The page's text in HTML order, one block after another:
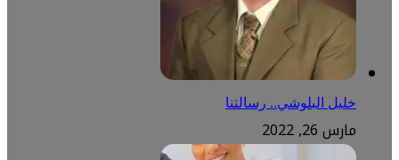
خليل البلوشي.. رسالتنا
مارس 26, 2022